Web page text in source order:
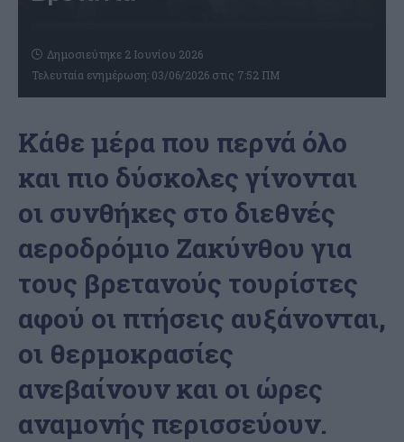
Τελευταία ενημέρωση: 03/06/2026 στις 7:52 ΠΜ
Δημοσιεύτηκε 2 Ιουνίου 2026
Κάθε μέρα που περνά όλο
και πιο δύσκολες γίνονται
οι συνθήκες στο διεθνές
αεροδρόμιο Ζακύνθου για
τους βρετανούς τουρίστες
αφού οι πτήσεις αυξάνονται,
οι θερμοκρασίες
ανεβαίνουν και οι ώρες
αναμονής περισσεύουν.